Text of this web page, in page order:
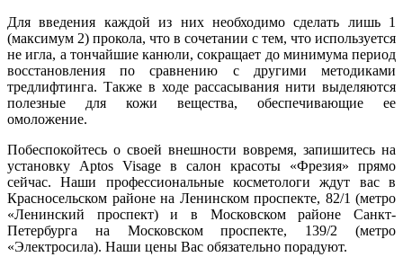
Для введения каждой из них необходимо сделать лишь 1
(максимум 2) прокола, что в сочетании с тем, что используется
не игла, а тончайшие канюли, сокращает до минимума период
восстановления по сравнению с другими методиками
тредлифтинга. Также в ходе рассасывания нити выделяются
полезные для кожи вещества, обеспечивающие ее
омоложение.
Побеспокойтесь о своей внешности вовремя, запишитесь на
установку Aptos Visage в салон красоты «Фрезия» прямо
сейчас. Наши профессиональные косметологи ждут вас в
Красносельском районе на Ленинском проспекте, 82/1 (метро
«Ленинский проспект) и в Московском районе Санкт-
Петербурга на Московском проспекте, 139/2 (метро
«Электросила). Наши цены Вас обязательно порадуют.